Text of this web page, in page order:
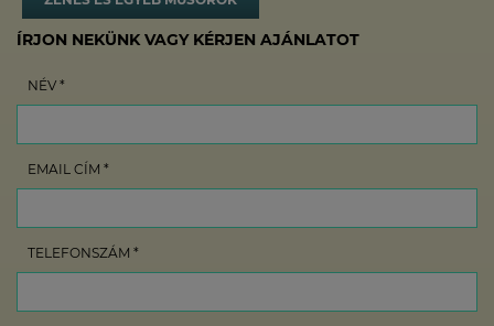
ÍRJON NEKÜNK VAGY KÉRJEN AJÁNLATOT
NÉV *
EMAIL CÍM *
TELEFONSZÁM *